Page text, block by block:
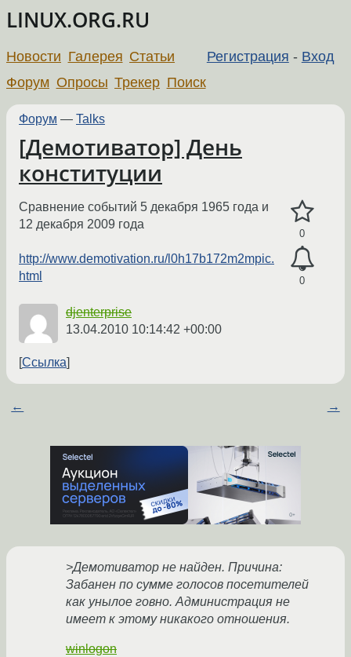
LINUX.ORG.RU
Регистрация - Вход
Новости Галерея Статьи
Форум Опросы Трекер Поиск
Форум — Talks
[Демотиватор] День
конституции
0
0
Сравнение событий 5 декабря 1965 года и
12 декабря 2009 года
http://www.demotivation.ru/l0h17b172m2mpic.
html
djenterprise
13.04.2010 10:14:42 +00:00
Ссылка
← →
>Демотиватор не найден. Причина:
Забанен по сумме голосов посетителей
как унылое говно. Администрация не
имеет к этому никакого отношения.
winlogon